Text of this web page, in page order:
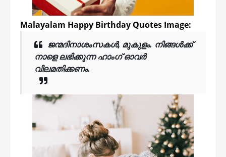
Malayalam Happy Birthday Quotes Image:
ജന്മദിനാശംസകൾ, മുകുളം. നിങ്ങൾക്ക്
നാളെ ലഭിക്കുന്ന ഹാംഗ് ഓവർ
വിലമതിക്കണം.